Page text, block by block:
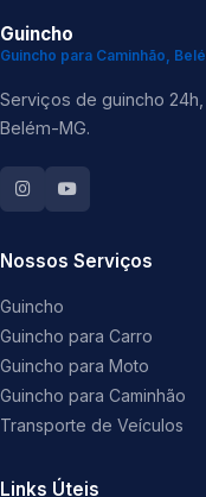
Guincho
Guincho para Caminhão,
Serviços de guincho
Belém-MG.
Nossos Serviços
Guincho
Guincho para Carro
Guincho para Moto
Guincho para Caminhão
Transporte de Veículos
Links Úteis